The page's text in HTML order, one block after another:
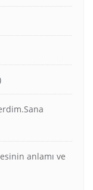
anlamı ve